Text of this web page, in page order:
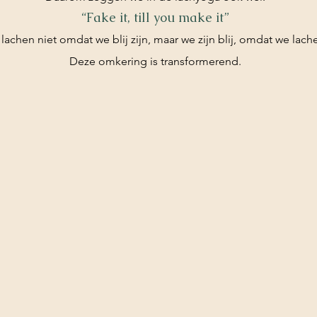
“Fake it, till you make it”
niet omdat we blij zijn, maar we zijn blij, omdat we
Deze omkering is transformerend.